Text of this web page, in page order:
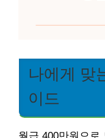
나에게 맞
이드